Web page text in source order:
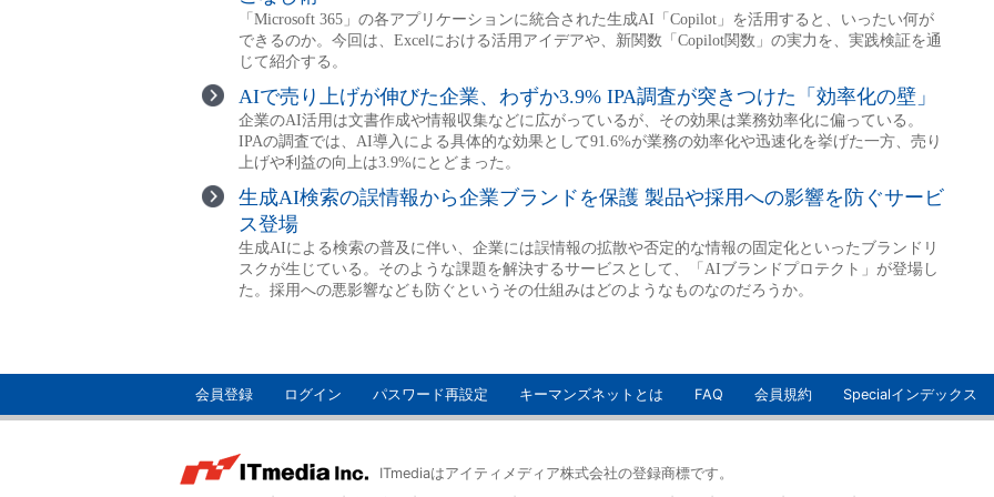
会員登録 ログイン パスワード再設定 キーマンズネットとは FAQ 会員規約 Specialインデックス
ITmediaはアイティメディア株式会社の登録商標です。